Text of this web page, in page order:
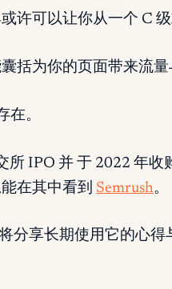
许可以让你从一个 C
括为你的页面带来流
在。
IPO 并 于 2022 年收
在其中看到 Semrush。
分享长期使用它的心得